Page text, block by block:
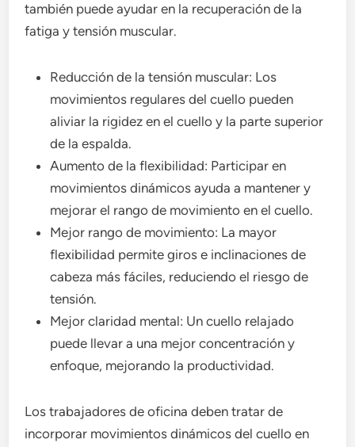
también puede ayudar en la recuperación de la
fatiga y tensión muscular.
Reducción de la tensión muscular: Los
movimientos regulares del cuello pueden
aliviar la rigidez en el cuello y la parte superior
de la espalda.
Aumento de la flexibilidad: Participar en
movimientos dinámicos ayuda a mantener y
mejorar el rango de movimiento en el cuello.
Mejor rango de movimiento: La mayor
flexibilidad permite giros e inclinaciones de
cabeza más fáciles, reduciendo el riesgo de
tensión.
Mejor claridad mental: Un cuello relajado
puede llevar a una mejor concentración y
enfoque, mejorando la productividad.
Los trabajadores de oficina deben tratar de
incorporar movimientos dinámicos del cuello en